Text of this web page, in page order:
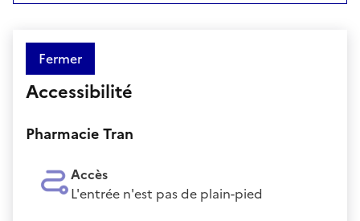
Fermer
Accessibilité
Pharmacie Tran
Accès
L'entrée n'est pas de plain-pied